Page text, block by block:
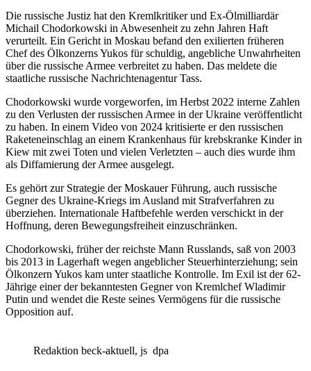
Die russische Justiz hat den Kremlkritiker und Ex-Ölmilliardär
Michail Chodorkowski in Abwesenheit zu zehn Jahren Haft
verurteilt. Ein Gericht in Moskau befand den exilierten früheren
Chef des Ölkonzerns Yukos für schuldig, angebliche Unwahrheiten
über die russische Armee verbreitet zu haben. Das meldete die
staatliche russische Nachrichtenagentur Tass.
Chodorkowski wurde vorgeworfen, im Herbst 2022 interne Zahlen
zu den Verlusten der russischen Armee in der Ukraine veröffentlicht
zu haben. In einem Video von 2024 kritisierte er den russischen
Raketeneinschlag an einem Krankenhaus für krebskranke Kinder in
Kiew mit zwei Toten und vielen Verletzten – auch dies wurde ihm
als Diffamierung der Armee ausgelegt.
Es gehört zur Strategie der Moskauer Führung, auch russische
Gegner des Ukraine-Kriegs im Ausland mit Strafverfahren zu
überziehen. Internationale Haftbefehle werden verschickt in der
Hoffnung, deren Bewegungsfreiheit einzuschränken.
Chodorkowski, früher der reichste Mann Russlands, saß von 2003
bis 2013 in Lagerhaft wegen angeblicher Steuerhinterziehung; sein
Ölkonzern Yukos kam unter staatliche Kontrolle. Im Exil ist der 62-
Jährige einer der bekanntesten Gegner von Kremlchef Wladimir
Putin und wendet die Reste seines Vermögens für die russische
Opposition auf.
Redaktion beck-aktuell, js dpa